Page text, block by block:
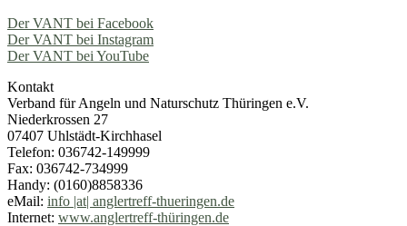
Der VANT bei Facebook
Der VANT bei Instagram
Der VANT bei YouTube
Kontakt
Verband für Angeln und Naturschutz Thüringen e.V.
Niederkrossen 27
07407 Uhlstädt-Kirchhasel
Telefon: 036742-149999
Fax: 036742-734999
Handy: (0160)8858336
eMail: info |at| anglertreff-thueringen.de
Internet: www.anglertreff-thüringen.de